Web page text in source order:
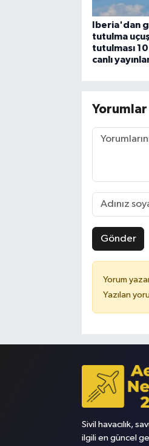
Iberia'dan
tutulma
tutulması
canlı
Yorumlar
Gönder
Yorum
Yazılan
Sivil havacılık,
ilgili en güncel